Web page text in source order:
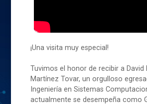
¡Una visita muy especial!
Tuvimos el honor de recibir a David
Martínez Tovar, un orgulloso
Ingeniería en Sistemas
actualmente se desempeña como